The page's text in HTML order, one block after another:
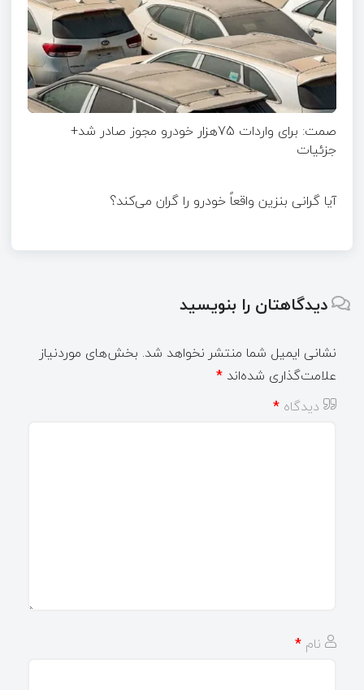
صمت: برای واردات 75هزار خودرو مجوز صادر شد+
جزئیات
آیا گرانی بنزین واقعاً خودرو را گران می‌کند؟
دیدگاهتان را بنویسید
نشانی ایمیل شما منتشر نخواهد شد. بخش‌های موردنیاز
علامت‌گذاری شده‌اند *
دیدگاه *
نام *